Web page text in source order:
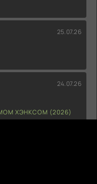
25.07.26
24.07.26
ХЭНКСОМ (2026)